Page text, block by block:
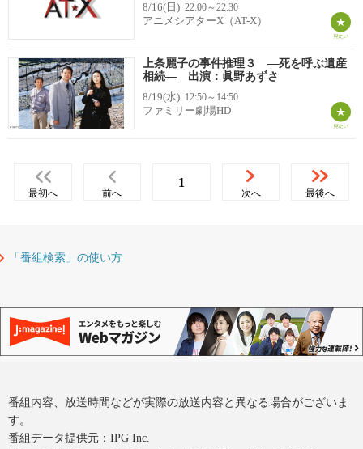
8/16(日) 22:00～22:30
アニメシアターX（AT-X）
上条麗子の事件推理３ ―死を呼ぶ遺産
相続― 出演：眞野あずさ
8/19(水) 12:50～14:50
ファミリー劇場HD
最初へ 前へ
1
次へ 最後へ
「番組検索」の使い方
番組内容、放送時間などが実際の放送内容と異なる場合がございま
す。
番組データ提供元：IPG Inc.